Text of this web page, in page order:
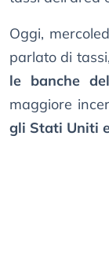
Oggi,
parlato di
le banche
maggiore
gli Stati Uniti